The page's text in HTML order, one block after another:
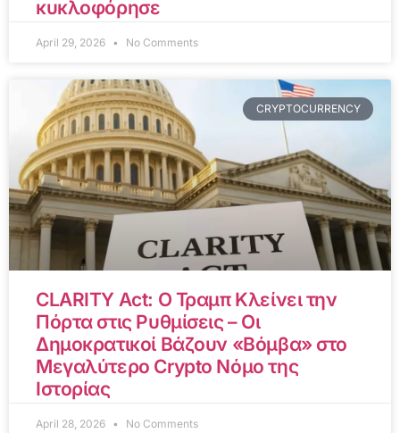
κυκλοφόρησε
April 29, 2026 No Comments
CRYPTOCURRENCY
CLARITY Act: Ο Τραμπ Κλείνει την
Πόρτα στις Ρυθμίσεις – Οι
Δημοκρατικοί Βάζουν «Βόμβα» στο
Μεγαλύτερο Crypto Νόμο της
Ιστορίας
April 28, 2026 No Comments